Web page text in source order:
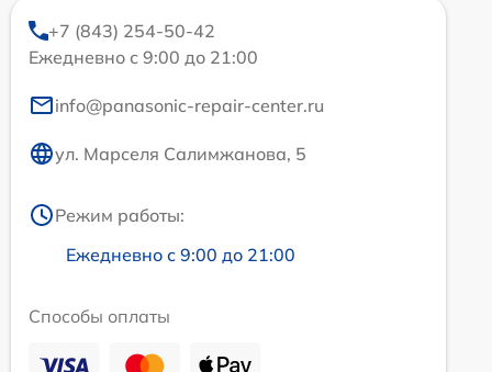
+7 (843) 254-50-42
Ежедневно с 9:00 до 21:00
info@panasonic-repair-center.ru
ул. Марселя Салимжанова, 5
Режим работы:
Ежедневно с 9:00 до 21:00
Способы оплаты